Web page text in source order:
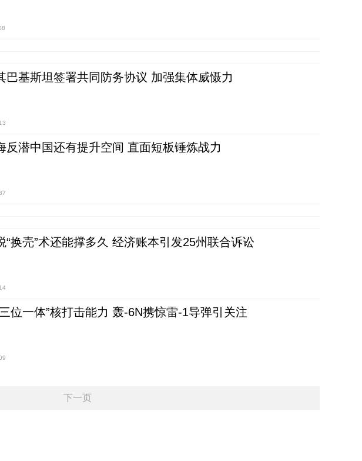
巴基斯坦签署共同防务协议 加强集体威慑力
反潜中国还有提升空间 直面短板锤炼战力
“换壳”术还能撑多久 经济账本引发25州联合诉讼
位一体”核打击能力 轰-6N携惊雷-1导弹引关注
下一页